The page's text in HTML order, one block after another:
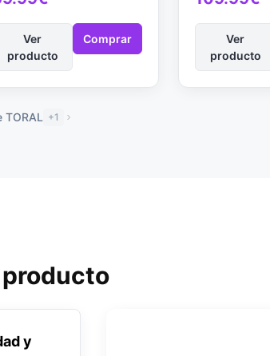
Ver
producto
Comprar
Ver
producto
+1
y